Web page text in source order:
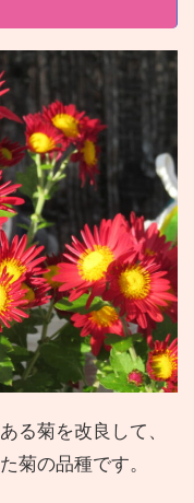
る菊を改良して、
菊の品種です。